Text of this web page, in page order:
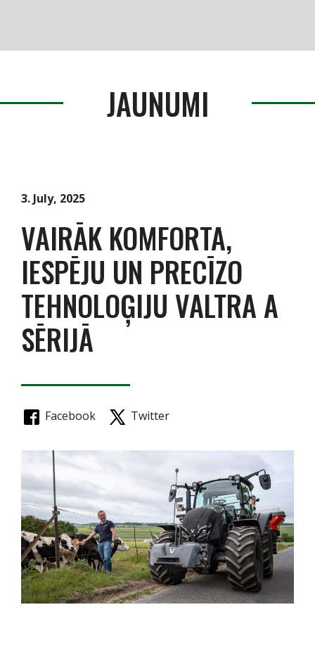
Noliktava
Kontakti
Vakances
JAUNUMI
3. July, 2025
VAIRĀK KOMFORTA,
IESPĒJU UN PRECĪZO
TEHNOLOĢIJU VALTRA A
SĒRIJĀ
Facebook Twitter